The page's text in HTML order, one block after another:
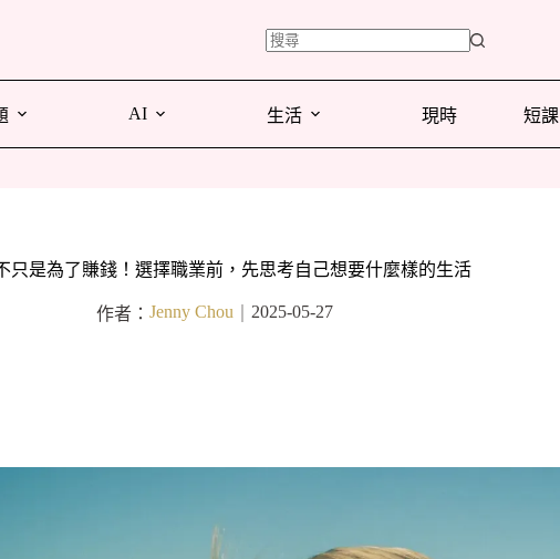
AI 生活 現時 短課
只是為了賺錢！選擇職業前，先思考自己想要什麼樣的生活
作者： Jenny Chou 2025-05-27